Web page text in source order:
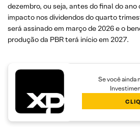
dezembro, ou seja, antes do final do ano
impacto nos dividendos do quarto
será assinado em março de 2026 e o
produção da PBR terá início em 2027.
Se você ainda